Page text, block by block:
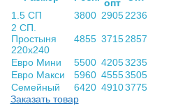
опт
1.5 СП
3800 2905 2236
2 СП.
Простыня
220х240
4855 3715 2857
Евро Мини 5500 42053235
Евро Макси
5960 45553505
Семейный
6420 49103775
Заказать товар